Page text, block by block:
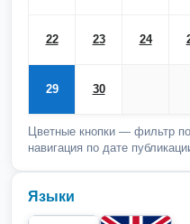
22 23 24
29 30
Цветные кнопки — фильтр
навигация по дате
Языки